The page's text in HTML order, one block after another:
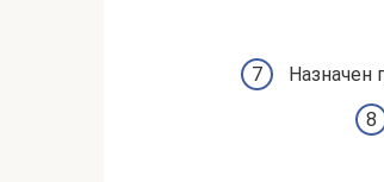
Назначен